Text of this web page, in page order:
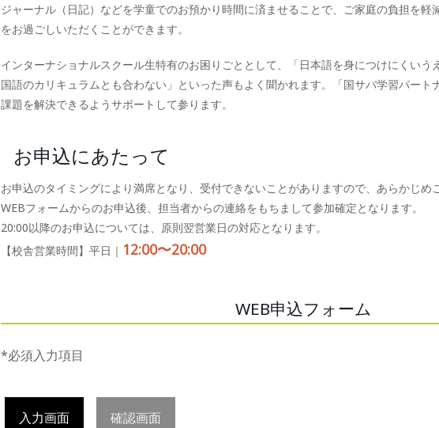
ジャーナル（日記）などを学童でのお預かり時間に済ませることで、ご家庭の負担を軽
をお過ごしいただくことができます。
インターナショナルスクール生特有のお困りごととして、「日本語を身につけにくいう
国語のカリキュラムとも合わない」といった声もよく聞かれます。「国サバ学習パート
課題を解決できるようサポートして参ります。
お申込にあたって
お申込のタイミングにより満席となり、受付できないことがありますので、あらかじめ
WEBフォームからのお申込後、担当者からの連絡をもちまして参加確定となります。
20:00以降のお申込については、原則翌営業日の対応となります。
【校舎営業時間】平日｜ 12:00〜20:00
WEB申込フォーム
*必須入力項目
入力画面 確認画面